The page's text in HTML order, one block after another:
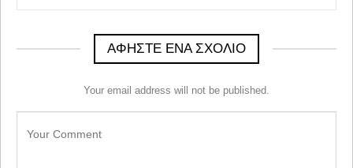
ΑΦΉΣΤΕ ΈΝΑ ΣΧΌΛΙΟ
Your email address will not be published.